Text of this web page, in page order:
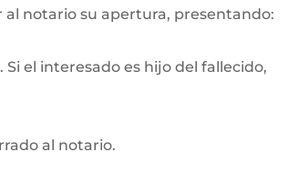
al notario su apertura, presentando:
el interesado es hijo del fallecido,
al notario.